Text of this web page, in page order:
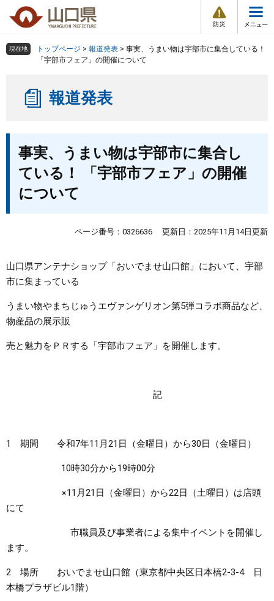
の
ー
情
報
メ
ュ
組織で探す
くらし・環境
健康・福祉
教育・文化・スポーツ
しごと・産業・観光
検索の仕方 組織で探す
現在地 トップページ > 報道発表 > 事実、うまい物は宇部市に集合している！
「宇部市フェア」の開催について
報道発表
事実、うまい物は宇部市に集合し
ている！ 「宇部市フェア」の開催
について
ページ番号：0326636 更新日：2025年11月14日更新
山口県アンテナショップ「おいでませ山口館」において、宇部
市に集まっている
うまい物やまちじゅうエヴァンゲリオン第5弾コラボ商品など、
物産品の展示販
売と魅力をＰＲする「宇部市フェア」を開催します。
記
1 期間 令和7年11月21日（金曜日）から30日（金曜日）
10時30分から19時00分
※11月21日（金曜日）から22日（土曜日）は店頭
にて
市職員及び事業者による集中イベントを開催し
ます。
2 場所 おいでませ山口館（東京都中央区日本橋2-3-4 日
本橋プラザビル1階）